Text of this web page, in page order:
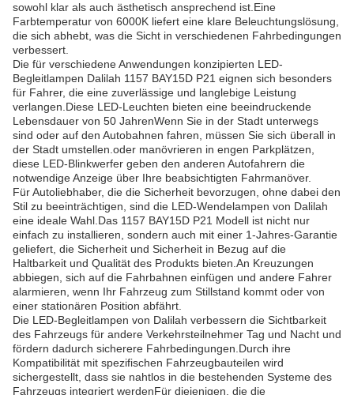
sowohl klar als auch ästhetisch ansprechend ist.Eine
Farbtemperatur von 6000K liefert eine klare Beleuchtungslösung,
die sich abhebt, was die Sicht in verschiedenen Fahrbedingungen
verbessert.
Die für verschiedene Anwendungen konzipierten LED-
Begleitlampen Dalilah 1157 BAY15D P21 eignen sich besonders
für Fahrer, die eine zuverlässige und langlebige Leistung
verlangen.Diese LED-Leuchten bieten eine beeindruckende
Lebensdauer von 50 JahrenWenn Sie in der Stadt unterwegs
sind oder auf den Autobahnen fahren, müssen Sie sich überall in
der Stadt umstellen.oder manövrieren in engen Parkplätzen,
diese LED-Blinkwerfer geben den anderen Autofahrern die
notwendige Anzeige über Ihre beabsichtigten Fahrmanöver.
Für Autoliebhaber, die die Sicherheit bevorzugen, ohne dabei den
Stil zu beeinträchtigen, sind die LED-Wendelampen von Dalilah
eine ideale Wahl.Das 1157 BAY15D P21 Modell ist nicht nur
einfach zu installieren, sondern auch mit einer 1-Jahres-Garantie
geliefert, die Sicherheit und Sicherheit in Bezug auf die
Haltbarkeit und Qualität des Produkts bieten.An Kreuzungen
abbiegen, sich auf die Fahrbahnen einfügen und andere Fahrer
alarmieren, wenn Ihr Fahrzeug zum Stillstand kommt oder von
einer stationären Position abfährt.
Die LED-Begleitlampen von Dalilah verbessern die Sichtbarkeit
des Fahrzeugs für andere Verkehrsteilnehmer Tag und Nacht und
fördern dadurch sicherere Fahrbedingungen.Durch ihre
Kompatibilität mit spezifischen Fahrzeugbauteilen wird
sichergestellt, dass sie nahtlos in die bestehenden Systeme des
Fahrzeugs integriert werdenFür diejenigen, die die